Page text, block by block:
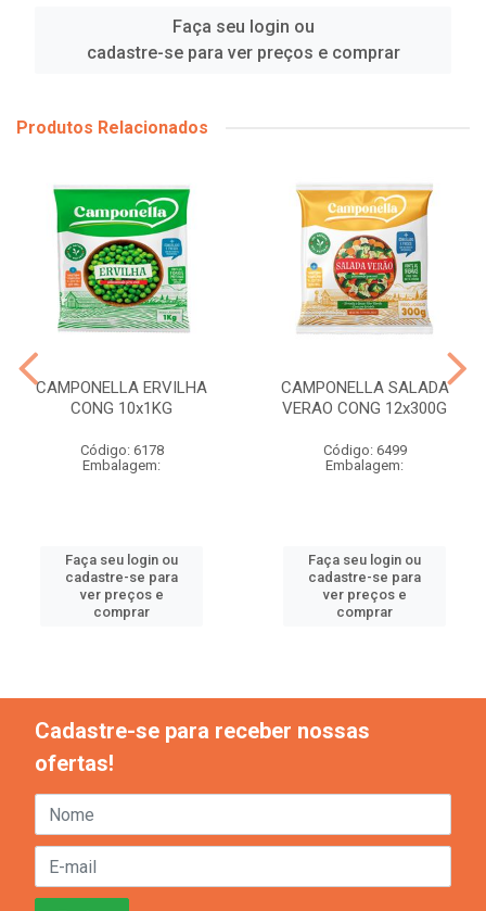
Faça seu login ou
cadastre-se para ver preços e comprar
Produtos Relacionados
CAMPONELLA ERVILHA
CONG 10x1KG
Código: 6178
Embalagem:
Faça seu login ou
cadastre-se para
ver preços e
comprar
CAMPONELLA SALADA
VERAO CONG 12x300G
Código: 6499
Embalagem:
Faça seu login ou
cadastre-se para
ver preços e
comprar
Cadastre-se para receber nossas
ofertas!